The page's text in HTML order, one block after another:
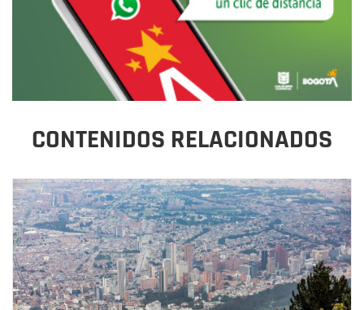
CONTENIDOS RELACIONADOS